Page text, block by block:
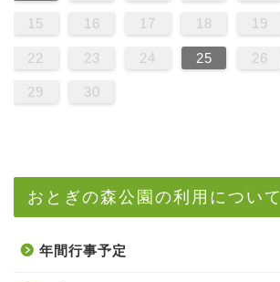
15 16 17 18 19
22 23 24 25 26
29 30
おとぎの森公園の利用について
年間行事予定